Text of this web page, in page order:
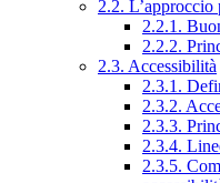
2.2. L’approccio
2.2.1.
2.2.2.
2.3. Accessibilità
2.3.1.
2.3.2.
2.3.3.
2.3.4.
2.3.5.